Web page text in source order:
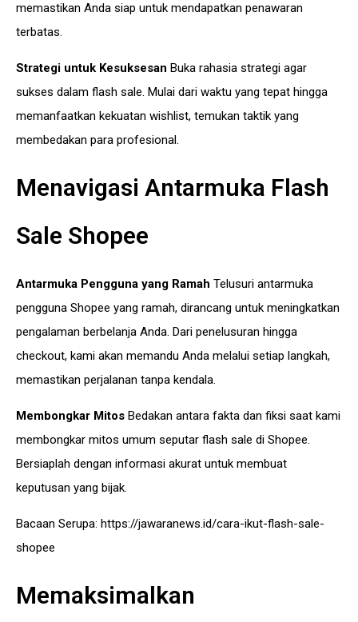
memastikan Anda siap untuk mendapatkan penawaran
terbatas.
Strategi untuk Kesuksesan Buka rahasia strategi agar
sukses dalam flash sale. Mulai dari waktu yang tepat hingga
memanfaatkan kekuatan wishlist, temukan taktik yang
membedakan para profesional.
Menavigasi Antarmuka Flash
Sale Shopee
Antarmuka Pengguna yang Ramah Telusuri antarmuka
pengguna Shopee yang ramah, dirancang untuk meningkatkan
pengalaman berbelanja Anda. Dari penelusuran hingga
checkout, kami akan memandu Anda melalui setiap langkah,
memastikan perjalanan tanpa kendala.
Membongkar Mitos Bedakan antara fakta dan fiksi saat kami
membongkar mitos umum seputar flash sale di Shopee.
Bersiaplah dengan informasi akurat untuk membuat
keputusan yang bijak.
Bacaan Serupa: https://jawaranews.id/cara-ikut-flash-sale-
shopee
Memaksimalkan